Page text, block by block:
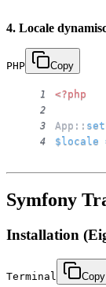
4. Locale
PHP Copy
1 <?php
2
3
App ::
4 $locale
Symfony
Installation
Terminal Copy